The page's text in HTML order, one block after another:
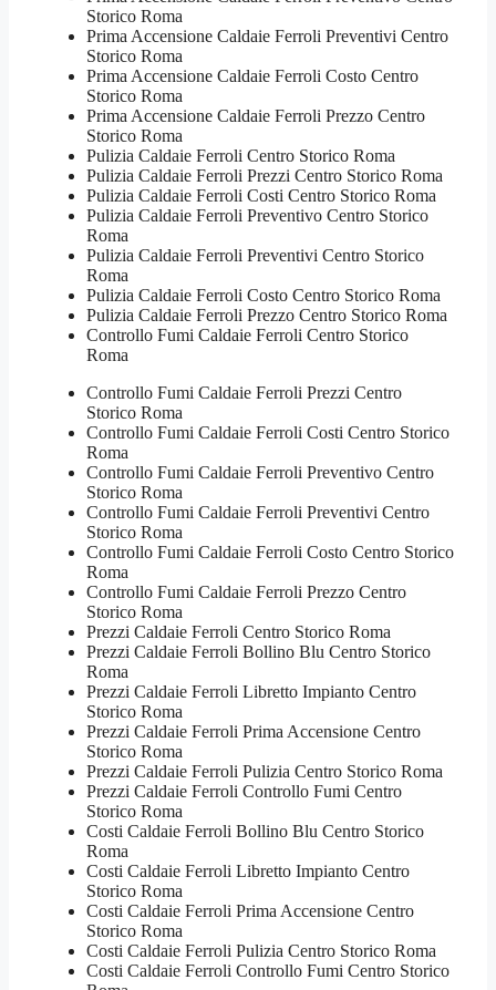
Storico Roma
Prima Accensione Caldaie Ferroli Preventivi Centro
Storico Roma
Prima Accensione Caldaie Ferroli Costo Centro
Storico Roma
Prima Accensione Caldaie Ferroli Prezzo Centro
Storico Roma
Pulizia Caldaie Ferroli Centro Storico Roma
Pulizia Caldaie Ferroli Prezzi Centro Storico Roma
Pulizia Caldaie Ferroli Costi Centro Storico Roma
Pulizia Caldaie Ferroli Preventivo Centro Storico
Roma
Pulizia Caldaie Ferroli Preventivi Centro Storico
Roma
Pulizia Caldaie Ferroli Costo Centro Storico Roma
Pulizia Caldaie Ferroli Prezzo Centro Storico Roma
Controllo Fumi Caldaie Ferroli Centro Storico
Roma
Controllo Fumi Caldaie Ferroli Prezzi Centro
Storico Roma
Controllo Fumi Caldaie Ferroli Costi Centro Storico
Roma
Controllo Fumi Caldaie Ferroli Preventivo Centro
Storico Roma
Controllo Fumi Caldaie Ferroli Preventivi Centro
Storico Roma
Controllo Fumi Caldaie Ferroli Costo Centro Storico
Roma
Controllo Fumi Caldaie Ferroli Prezzo Centro
Storico Roma
Prezzi Caldaie Ferroli Centro Storico Roma
Prezzi Caldaie Ferroli Bollino Blu Centro Storico
Roma
Prezzi Caldaie Ferroli Libretto Impianto Centro
Storico Roma
Prezzi Caldaie Ferroli Prima Accensione Centro
Storico Roma
Prezzi Caldaie Ferroli Pulizia Centro Storico Roma
Prezzi Caldaie Ferroli Controllo Fumi Centro
Storico Roma
Costi Caldaie Ferroli Bollino Blu Centro Storico
Roma
Costi Caldaie Ferroli Libretto Impianto Centro
Storico Roma
Costi Caldaie Ferroli Prima Accensione Centro
Storico Roma
Costi Caldaie Ferroli Pulizia Centro Storico Roma
Costi Caldaie Ferroli Controllo Fumi Centro Storico